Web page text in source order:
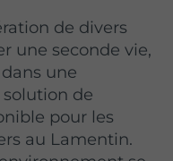
de divers
une seconde vie,
une
de
pour les
au Lamentin.